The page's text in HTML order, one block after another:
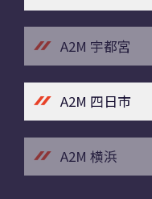
A2M 宇都宮
A2M 四日市
A2M 横浜